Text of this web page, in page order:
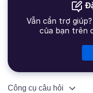
Vẫn cần trợ
của bạn trên
Công cụ câu hỏi